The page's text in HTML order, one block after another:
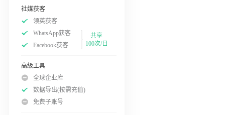
社媒获客
领英获客
WhatsApp获客
Facebook获客
共享
100次/日
高级工具
全球企业库
数据导出(按需充值)
免费子账号